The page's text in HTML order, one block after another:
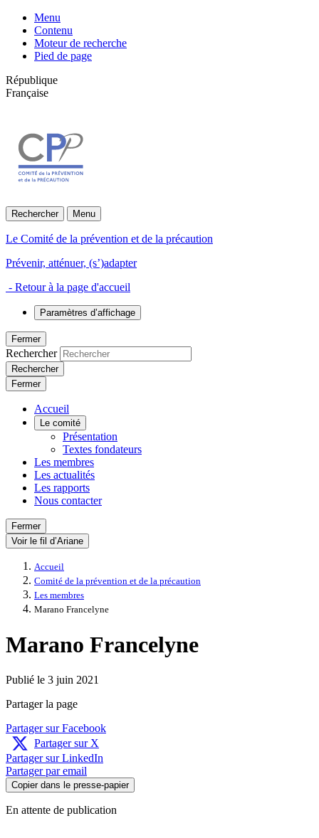
Menu
Contenu
Moteur de recherche
Pied de page
République
Française
Rechercher Menu
Le Comité de la prévention et de la précaution
Prévenir, atténuer, (s’)adapter
- Retour à la page d'accueil
Paramètres d’affichage
Fermer
Rechercher
Rechercher
Fermer
Accueil
Le comité
Présentation
Textes fondateurs
Les membres
Les actualités
Les rapports
Nous contacter
Fermer
Voir le fil d’Ariane
Accueil
Comité de la prévention et de la précaution
Les membres
Marano Francelyne
Marano Francelyne
Publié le 3 juin 2021
Partager la page
Partager sur Facebook
Partager sur X
Partager sur LinkedIn
Partager par email
Copier dans le presse-papier
En attente de publication